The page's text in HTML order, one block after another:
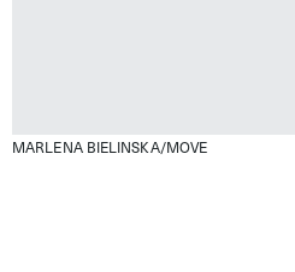
MARLENA BIELINSKA/MOVE